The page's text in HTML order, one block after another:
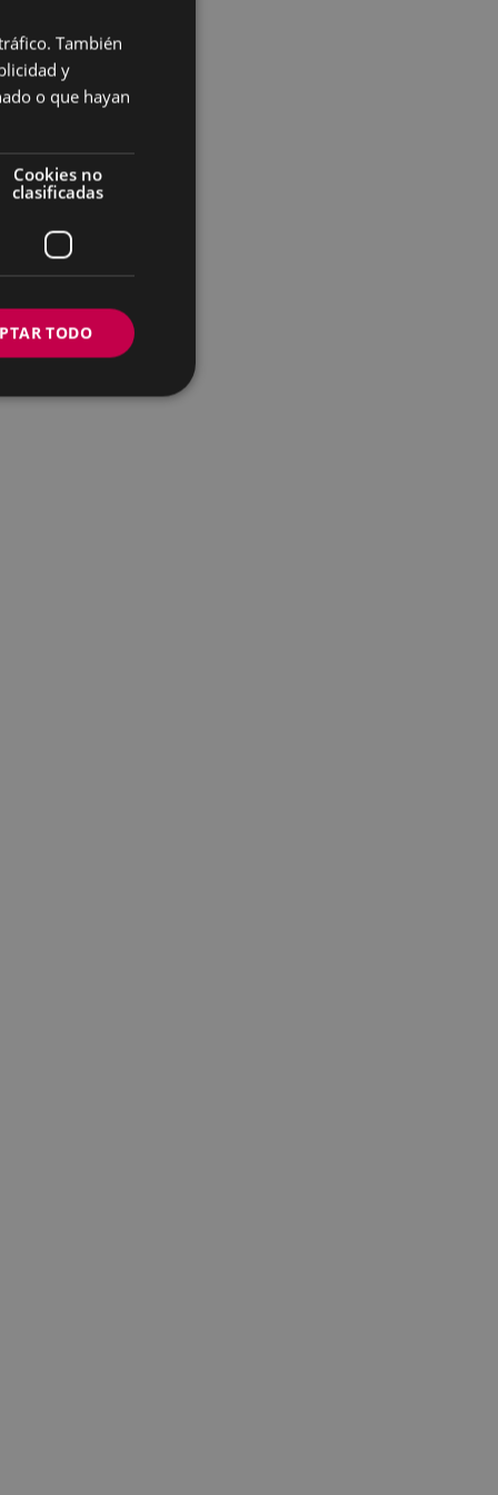
BASQUE
También
y
o que hayan
Cookies no
clasificadas
TODO